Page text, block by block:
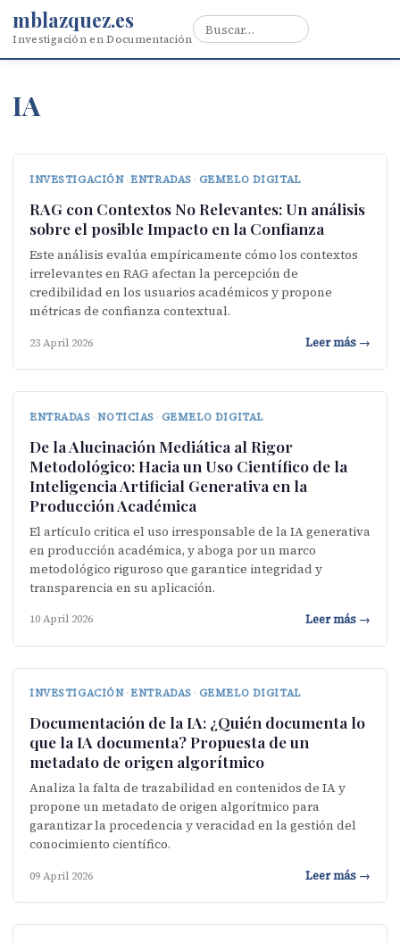
mblazquez.es
Investigación en Documentación
IA
INVESTIGACIÓN · ENTRADAS · GEMELO DIGITAL
RAG con Contextos No Relevantes: Un análisis
sobre el posible Impacto en la Confianza
Este análisis evalúa empíricamente cómo los contextos
irrelevantes en RAG afectan la percepción de
credibilidad en los usuarios académicos y propone
métricas de confianza contextual.
23 April 2026 Leer más →
ENTRADAS · NOTICIAS · GEMELO DIGITAL
De la Alucinación Mediática al Rigor
Metodológico: Hacia un Uso Científico de la
Inteligencia Artificial Generativa en la
Producción Académica
El artículo critica el uso irresponsable de la IA generativa
en producción académica, y aboga por un marco
metodológico riguroso que garantice integridad y
transparencia en su aplicación.
10 April 2026 Leer más →
INVESTIGACIÓN · ENTRADAS · GEMELO DIGITAL
Documentación de la IA: ¿Quién documenta lo
que la IA documenta? Propuesta de un
metadato de origen algorítmico
Analiza la falta de trazabilidad en contenidos de IA y
propone un metadato de origen algorítmico para
garantizar la procedencia y veracidad en la gestión del
conocimiento científico.
09 April 2026 Leer más →